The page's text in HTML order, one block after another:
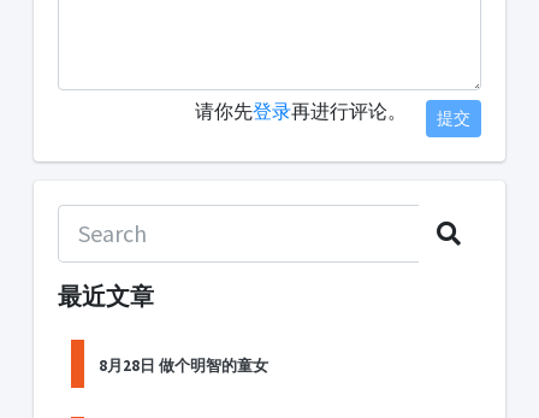
请你先登录再进行评论。 提交
最近文章
8月28日 做个明智的童女